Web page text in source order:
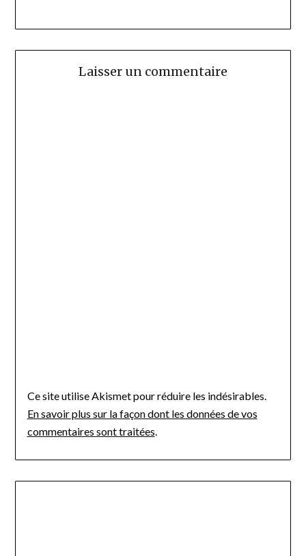
Laisser un commentaire
Ce site utilise Akismet pour réduire les indésirables.
En savoir plus sur la façon dont les données de vos
commentaires sont traitées.